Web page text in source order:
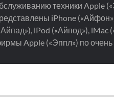
техники Apple
iPhone
iPod («Айпод»), iMac
Apple («Эппл») по